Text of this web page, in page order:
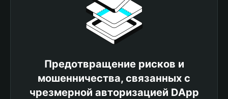
Предотвращение рисков и
мошенничества, связанных с
чрезмерной авторизацией DApp